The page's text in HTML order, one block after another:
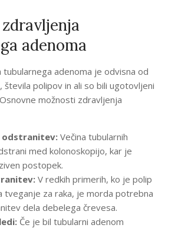
adenoma
adenoma je odvisna od
polipov in ali so bili ugotovljeni
možnosti zdravljenja
odstranitev:Večina tubularnih
med kolonoskopijo, kar je
postopek.
V redkih primerih, ko je polip
tveganje za raka, je morda potrebna
dela debelega črevesa.
Če je bil tubularni adenom